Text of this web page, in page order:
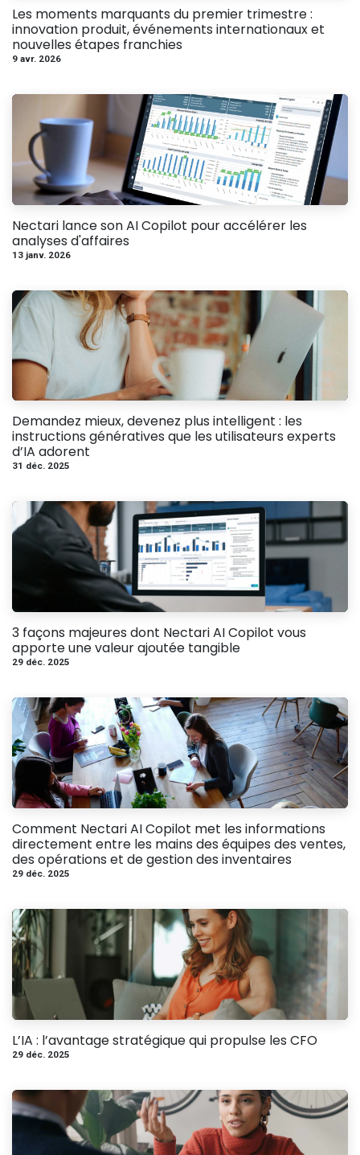
Les moments marquants du premier trimestre :
innovation produit, événements internationaux et
nouvelles étapes franchies
9 avr. 2026
Nectari lance son AI Copilot pour accélérer les
analyses d'affaires
13 janv. 2026
Demandez mieux, devenez plus intelligent : les
instructions génératives que les utilisateurs experts
d’IA adorent
31 déc. 2025
3 façons majeures dont Nectari AI Copilot vous
apporte une valeur ajoutée tangible
29 déc. 2025
Comment Nectari AI Copilot met les informations
directement entre les mains des équipes des ventes,
des opérations et de gestion des inventaires
29 déc. 2025
L’IA : l’avantage stratégique qui propulse les CFO
29 déc. 2025